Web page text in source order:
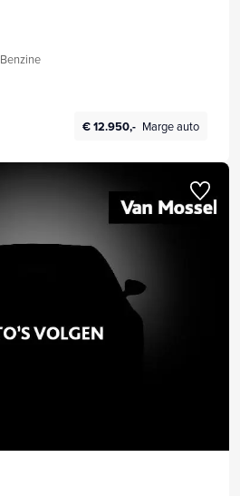
Benzine
€ 12.950,- Marge auto